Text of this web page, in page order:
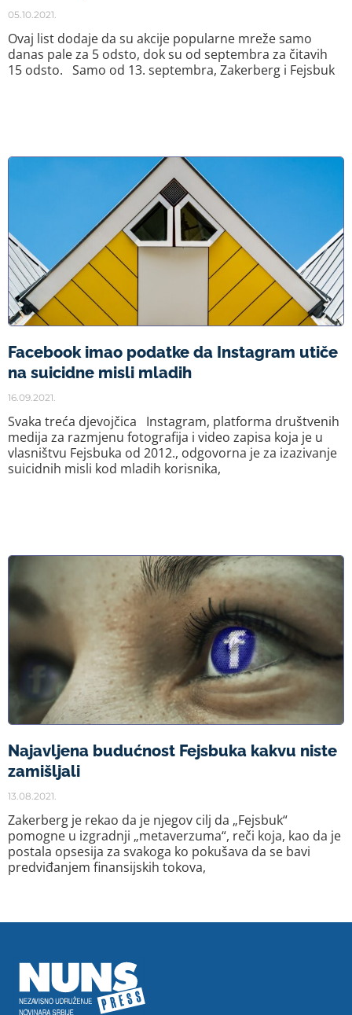
05.10.2021.
Ovaj list dodaje da su akcije popularne mreže samo
danas pale za 5 odsto, dok su od septembra za čitavih
15 odsto. Samo od 13. septembra, Zakerberg i Fejsbuk
Facebook imao podatke da Instagram utiče
na suicidne misli mladih
16.09.2021.
Svaka treća djevojčica Instagram, platforma društvenih
medija za razmjenu fotografija i video zapisa koja je u
vlasništvu Fejsbuka od 2012., odgovorna je za izazivanje
suicidnih misli kod mladih korisnika,
Najavljena budućnost Fejsbuka kakvu niste
zamišljali
13.08.2021.
Zakerberg je rekao da je njegov cilj da „Fejsbuk“
pomogne u izgradnji „metaverzuma“, reči koja, kao da je
postala opsesija za svakoga ko pokušava da se bavi
predviđanjem finansijskih tokova,